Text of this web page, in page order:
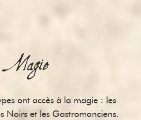
Magie
ont accès à la magie : les
Noirs et les Gastromanciens.